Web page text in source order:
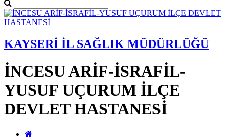
KAYSERİ İL SAĞLIK MÜDÜRLÜĞÜ
İNCESU ARİF-İSRAFİL-
YUSUF UÇURUM İLÇE
DEVLET HASTANESİ